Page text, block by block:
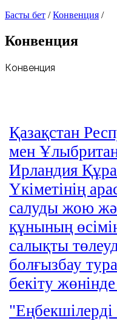
Басты бет /Конвенция /
Конвенция
Қазақстан
мен
Ирландия
Үкiметiнiң
салуды жою
құнының
салықты
болғызбау
бекiту